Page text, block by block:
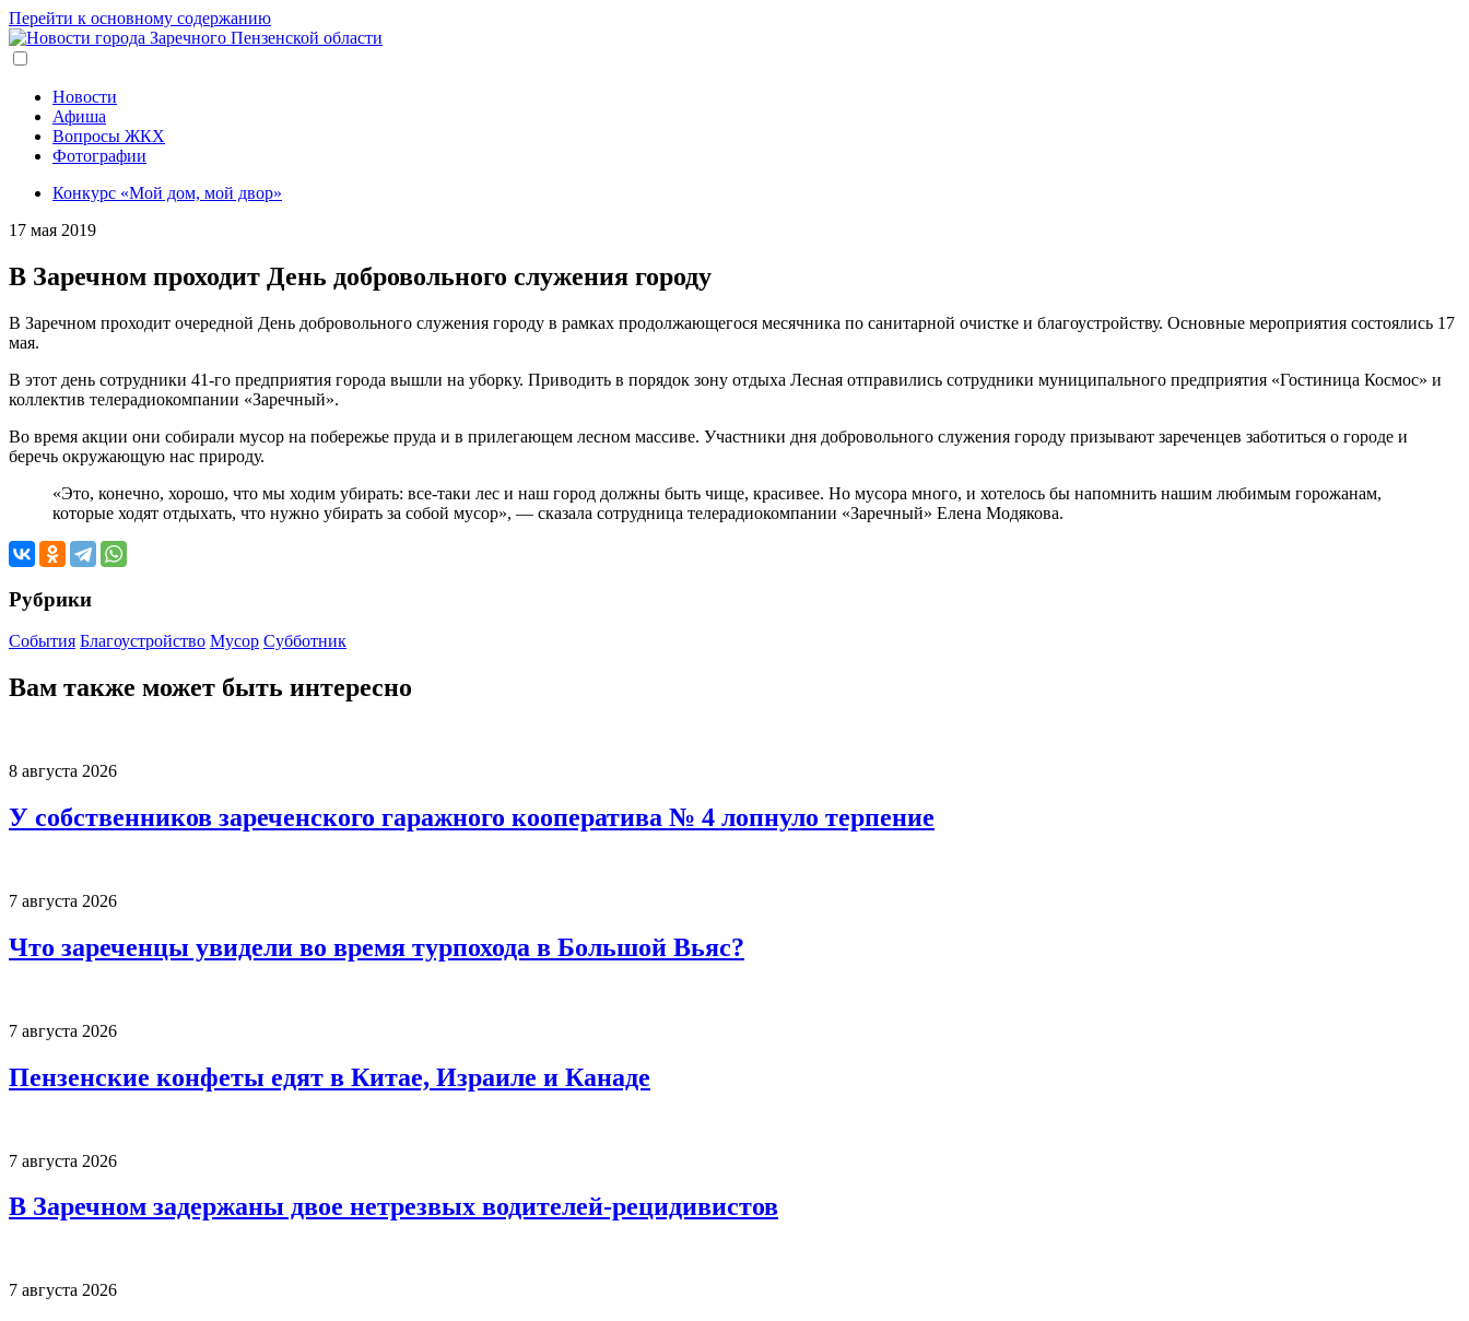
Перейти к основному содержанию
Новости
Афиша
Вопросы ЖКХ
Фотографии
Конкурс «Мой дом, мой двор»
17 мая 2019
В Заречном проходит День добровольного служения городу
В Заречном проходит очередной День добровольного служения городу в рамках продолжающегося месячника по санитарной очистке и благоустройству. Основные мероприятия состоялись 17
мая.
В этот день сотрудники 41-го предприятия города вышли на уборку. Приводить в порядок зону отдыха Лесная отправились сотрудники муниципального предприятия «Гостиница Космос» и
коллектив телерадиокомпании «Заречный».
Во время акции они собирали мусор на побережье пруда и в прилегающем лесном массиве. Участники дня добровольного служения городу призывают зареченцев заботиться о городе и
беречь окружающую нас природу.
«Это, конечно, хорошо, что мы ходим убирать: все-таки лес и наш город должны быть чище, красивее. Но мусора много, и хотелось бы напомнить нашим любимым горожанам,
которые ходят отдыхать, что нужно убирать за собой мусор», — сказала сотрудница телерадиокомпании «Заречный» Елена Модякова.
Рубрики
События Благоустройство Мусор Субботник
Вам также может быть интересно
8 августа 2026
У собственников зареченского гаражного кооператива № 4 лопнуло терпение
7 августа 2026
Что зареченцы увидели во время турпохода в Большой Вьяс?
7 августа 2026
Пензенские конфеты едят в Китае, Израиле и Канаде
7 августа 2026
В Заречном задержаны двое нетрезвых водителей-рецидивистов
7 августа 2026